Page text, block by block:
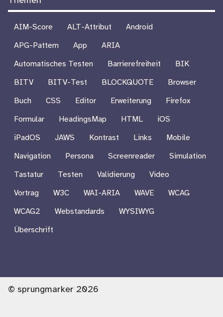
AIM-Score ALT-Attribut Android
APG-Pattern App ARIA
Automatisches Testen Barrierefreiheit BIK
BITV BITV-Test BLOCKQUOTE Browser
Buch CSS Editor Erweiterung Firefox
Formular HeadingsMap HTML iOS
iPadOS JAWS Kontrast Links Mobile
Navigation Persona Screenreader Simulation
Tastatur Testen Validierung Video
Vortrag W3C WAI-ARIA WAVE WCAG
WCAG2 Webstandards WYSIWYG
Überschrift
© sprungmarker 2026